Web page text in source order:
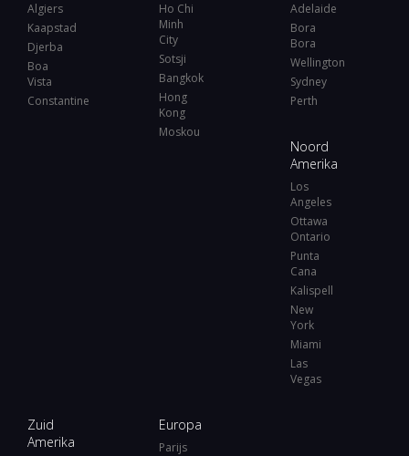
Algiers
Kaapstad
Djerba
Boa
Vista
Constantine
Ho Chi
Minh
City
Sotsji
Bangkok
Hong
Kong
Moskou
Adelaide
Bora
Bora
Wellington
Sydney
Perth
Noord
Amerika
Los
Angeles
Ottawa
Ontario
Punta
Cana
Kalispell
New
York
Miami
Las
Vegas
Zuid
Amerika
Europa
Parijs